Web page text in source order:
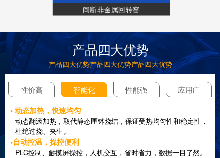
间断非金属回转窑
产品四大优势
产品四大优势产品四大优势产品四大优势
性价高 智能化 性能强 应用广
• 动态加热，快速均匀
动态翻滚加热，取代静态匣钵烧结，保证受热均匀性和稳定性，
杜绝过烧、夹生。
•自动控温，操控便利
PLC控制、触摸屏操控，人机交互，省时省力，数据一目了然。